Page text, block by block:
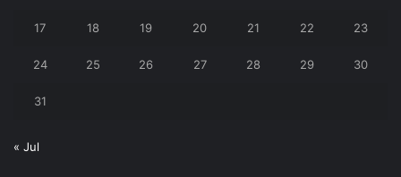
17 18 19 20 21 22 23
24 25 26 27 28 29 30
31
« Jul